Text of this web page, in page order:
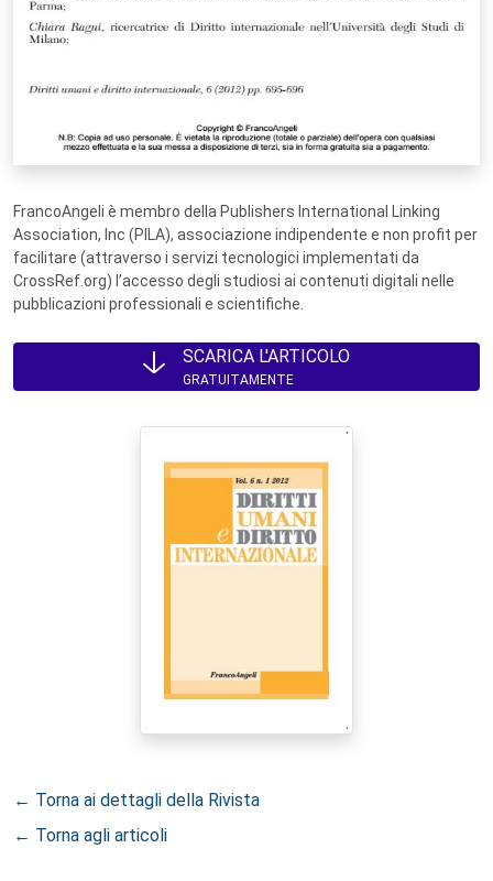
FrancoAngeli è membro della Publishers International Linking
Association, Inc (PILA), associazione indipendente e non profit per
facilitare (attraverso i servizi tecnologici implementati da
CrossRef.org) l’accesso degli studiosi ai contenuti digitali nelle
pubblicazioni professionali e scientifiche.
SCARICA L'ARTICOLO
GRATUITAMENTE
← Torna ai dettagli della Rivista
← Torna agli articoli